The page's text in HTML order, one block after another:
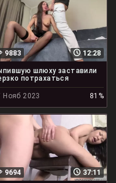
12:28
9883
шлюху заставили
потрахаться
Нояб 2023 81%
37:11
9694